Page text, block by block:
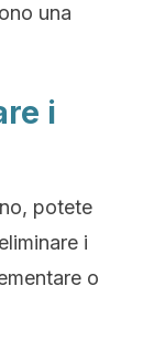
una
i
potete
i
o